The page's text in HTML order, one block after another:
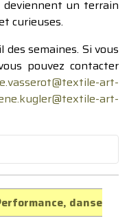
un terrain
curieuses.
semaines. Si vous
pouvez contacter
art-
art-
danse